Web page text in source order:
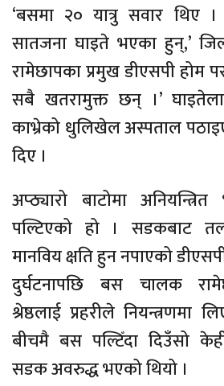
‘बसमा २० यात्रु सवार थिए
सातजना घाइते भएका हुन्,’
रामेछापका प्रमुख डीएसपी होम
सबै खतरामुक्त छन् ।’
काभ्रेको धुलिखेल अस्पताल
दिए ।
अप्ठ्यारो बाटोमा
पल्टिएको हो । सडकबाट
मानविय क्षति हुन नपाएको
दुर्घटनापछि बस चालक
श्रेष्ठलाई प्रहरीले
बीचमै बस पल्टिँदा दिउँसो
सडक अवरुद्ध भएको थियो ।